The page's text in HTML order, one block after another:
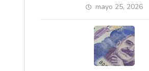
mayo 25, 2026